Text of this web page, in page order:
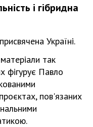
і гібридна
Україні.
так
фігурує Павло
пов'язаних